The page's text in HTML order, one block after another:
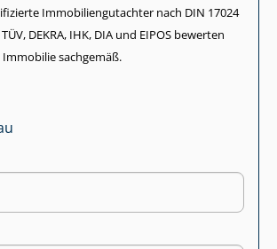
Im­mo­bi­li­en­gut­ach­ter nach DIN 17024
DEKRA, IHK, DIA und EIPOS bewerten
Immobilie sachgemäß.